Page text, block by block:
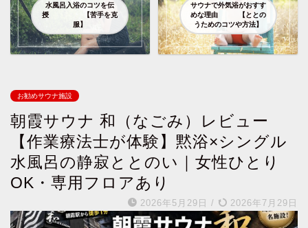
水風呂入浴のコツを伝
授 【苦手を克
服】
サウナで外気浴がおすす
めな理由 【ととの
うためのコツや方法】
お勧めサウナ施設
朝霞サウナ 和（なごみ）レビュー
【作業療法士が体験】黙浴×シングル
水風呂の静寂ととのい｜女性ひとり
OK・専用フロアあり
2026年5月29日 / 2026年7月29日